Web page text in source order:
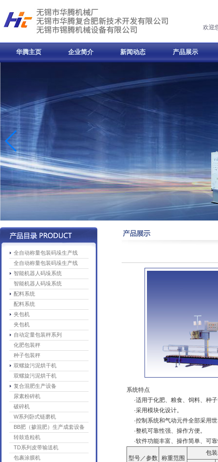
欢迎
华腾主页 企业简介 新闻动态 产品展示
全自动称量包装码垛生产线
全自动称量包装码垛生产线
智能机器人码垛系统
智能机器人码垛系统
配料系统
配料系统
夹包机
夹包机
自动定量包装秤系列
化肥包装秤
种子包装秤
双螺旋污泥烘干机
双螺旋污泥烘干机
复合混肥生产设备
尿素粉碎机
破碎机
W系列卧式链磨机
BB肥（掺混肥）生产成套设备
转鼓造粒机
TD系列皮带输送机
包裹涂膜机
系统特点
·适用于化肥、粮食、饲料、种
·采用模块化设计。
·控制系统和气动元件全部采用
·整机可靠性强、操作方便。
·软件功能丰富、操作简单、可
型号／参数
称重范围
包